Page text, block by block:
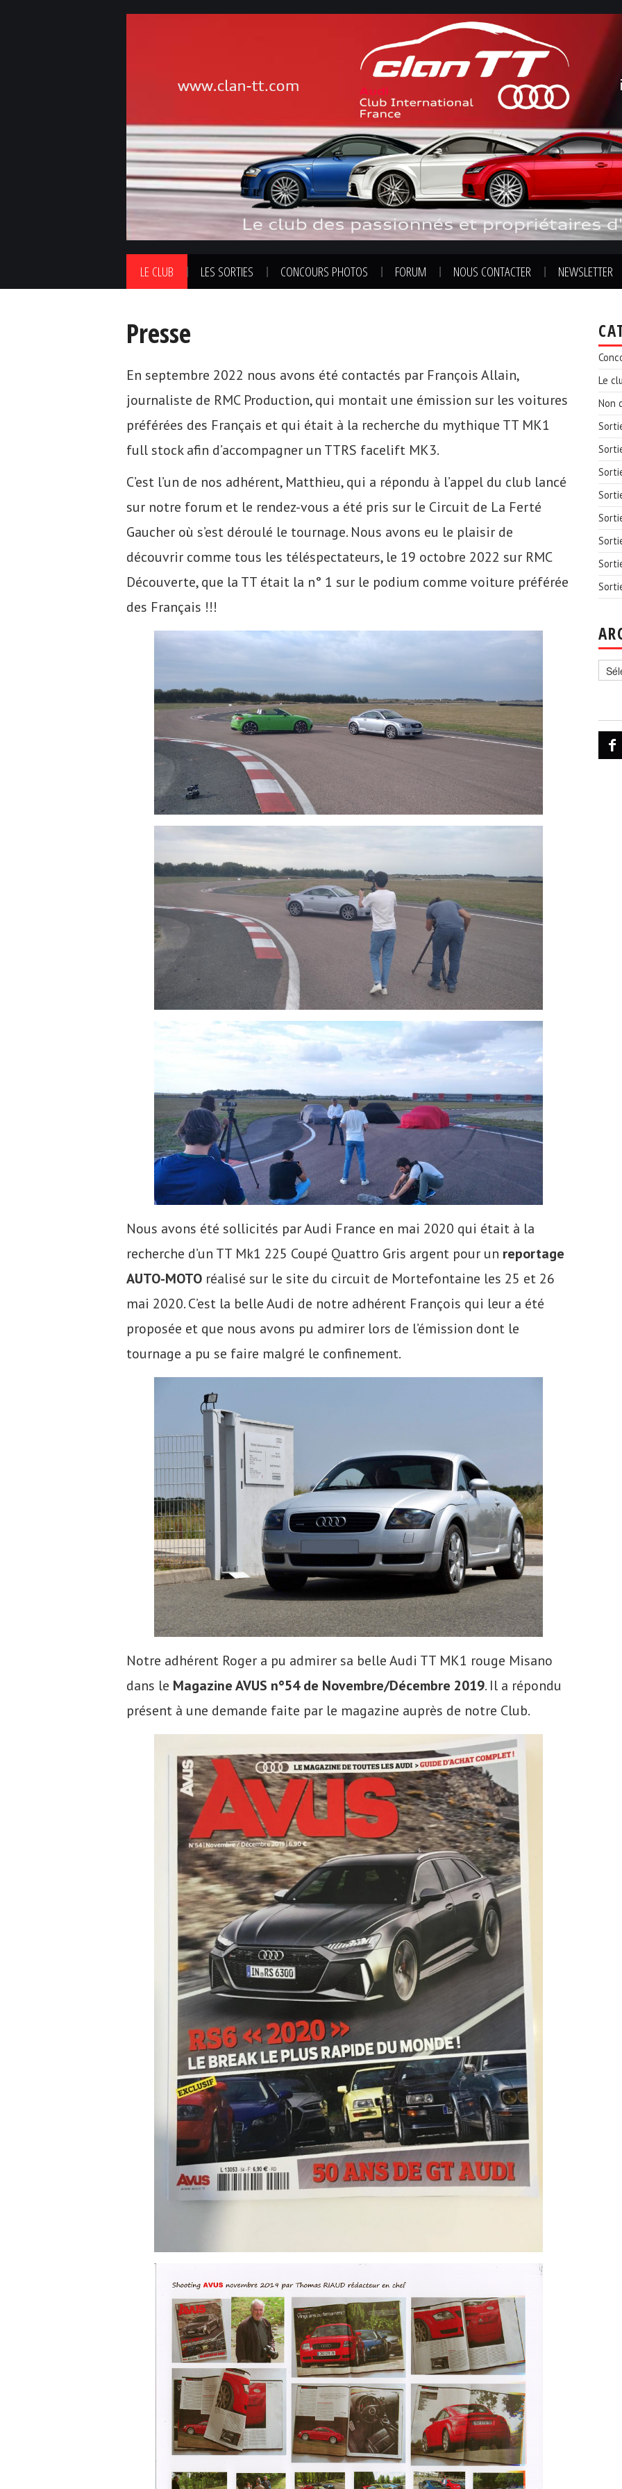
LE CLUB LES SORTIES CONCOURS PHOTOS FORUM NOUS CONTACTER NEWSLETTER
Presse
En septembre 2022 nous avons été contactés par François Allain,
journaliste de RMC Production, qui montait une émission sur les voitures
préférées des Français et qui était à la recherche du mythique TT MK1
full stock afin d’accompagner un TTRS facelift MK3.
C’est l’un de nos adhérent, Matthieu, qui a répondu à l’appel du club lancé
sur notre forum et le rendez-vous a été pris sur le Circuit de La Ferté
Gaucher où s’est déroulé le tournage. Nous avons eu le plaisir de
découvrir comme tous les téléspectateurs, le 19 octobre 2022 sur RMC
Découverte, que la TT était la n° 1 sur le podium comme voiture préférée
des Français !!!
Nous avons été sollicités par Audi France en mai 2020 qui était à la
recherche d’un TT Mk1 225 Coupé Quattro Gris argent pour un reportage
AUTO-MOTO réalisé sur le site du circuit de Mortefontaine les 25 et 26
mai 2020. C’est la belle Audi de notre adhérent François qui leur a été
proposée et que nous avons pu admirer lors de l’émission dont le
tournage a pu se faire malgré le confinement.
Notre adhérent Roger a pu admirer sa belle Audi TT MK1 rouge Misano
dans le Magazine AVUS n°54 de Novembre/Décembre 2019. Il a répondu
présent à une demande faite par le magazine auprès de notre Club.
Le
Non